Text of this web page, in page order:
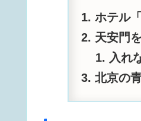
ホテル
天安門
入れ
北京の